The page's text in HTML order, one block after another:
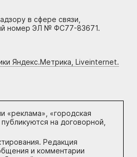
в сфере связи,
номер ЭЛ № ФС77-83671.
Яндекс.Метрика, Liveinternet.
«реклама», «городская
на договорной,
Редакция
и комментарии